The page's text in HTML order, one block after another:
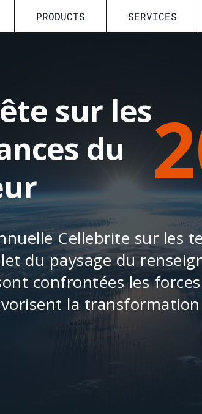
PRODUCTS SERVICES
sur les
du
Cellebrite sur les
du paysage du
confrontées les
la